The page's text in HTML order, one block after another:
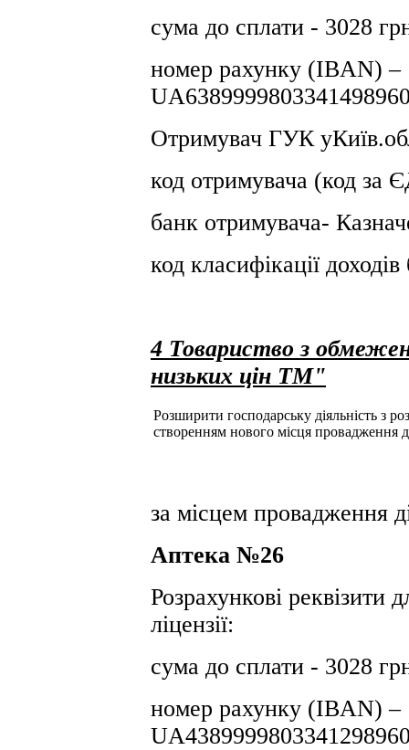
сума до сплати - 3028
номер рахунку (IBAN) –
Отримувач ГУК
код отримувача (код
банк отримувача-
код класифікації
4 Товариство з
низьких цін ТМ"
Розширити господарську діяльність з
створенням нового місця провадження
за місцем провадження
Аптека №26
Розрахункові реквізити
ліцензії:
сума до сплати - 3028
номер рахунку (IBAN) –